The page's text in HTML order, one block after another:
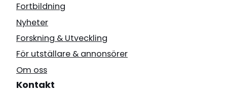
Fortbildning
Nyheter
Forskning & Utveckling
För utställare & annonsörer
Om oss
Kontakt